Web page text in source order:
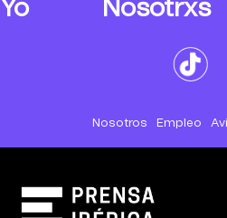
Yo Nosotrxs
Nosotros Empleo